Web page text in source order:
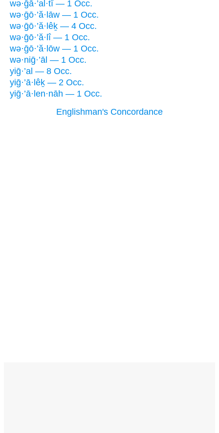
wə·ḡā·’al·tî — 1 Occ.
wə·ḡō·’ă·lāw — 1 Occ.
wə·ḡō·’ă·lêḵ — 4 Occ.
wə·ḡō·’ă·lî — 1 Occ.
wə·ḡō·’ă·lōw — 1 Occ.
wə·niḡ·’āl — 1 Occ.
yiḡ·’al — 8 Occ.
yiḡ·’ā·lêḵ — 2 Occ.
yiḡ·’ā·len·nāh — 1 Occ.
Englishman's Concordance